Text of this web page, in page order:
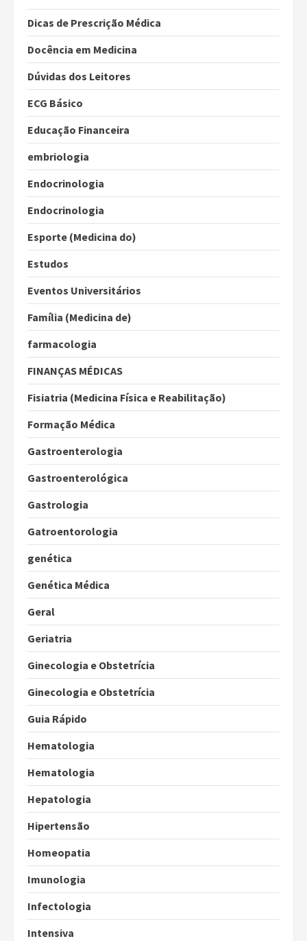
Dicas de Prescrição Médica
Docência em Medicina
Dúvidas dos Leitores
ECG Básico
Educação Financeira
embriologia
Endocrinologia
Endocrinologia
Esporte (Medicina do)
Estudos
Eventos Universitários
Família (Medicina de)
farmacologia
FINANÇAS MÉDICAS
Fisiatria (Medicina Física e Reabilitação)
Formação Médica
Gastroenterologia
Gastroenterológica
Gastrologia
Gatroentorologia
genética
Genética Médica
Geral
Geriatria
Ginecologia e Obstetrícia
Ginecologia e Obstetrícia
Guia Rápido
Hematologia
Hematologia
Hepatologia
Hipertensão
Homeopatia
Imunologia
Infectologia
Intensiva